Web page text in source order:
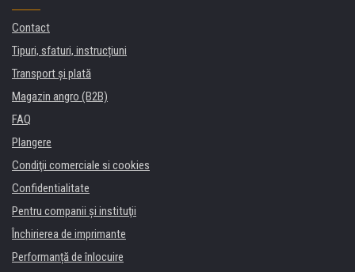
Contact
Tipuri, sfaturi, instrucțiuni
Transport şi plată
Magazin angro (B2B)
FAQ
Plangere
Condiţii comerciale si cookies
Confidentialitate
Pentru companii și instituţii
Închirierea de imprimante
Performanță de înlocuire